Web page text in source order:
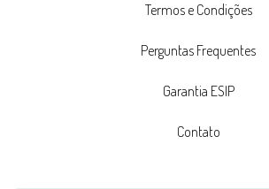
Termos e Condições
Perguntas Frequentes
Garantia ESIP
Contato